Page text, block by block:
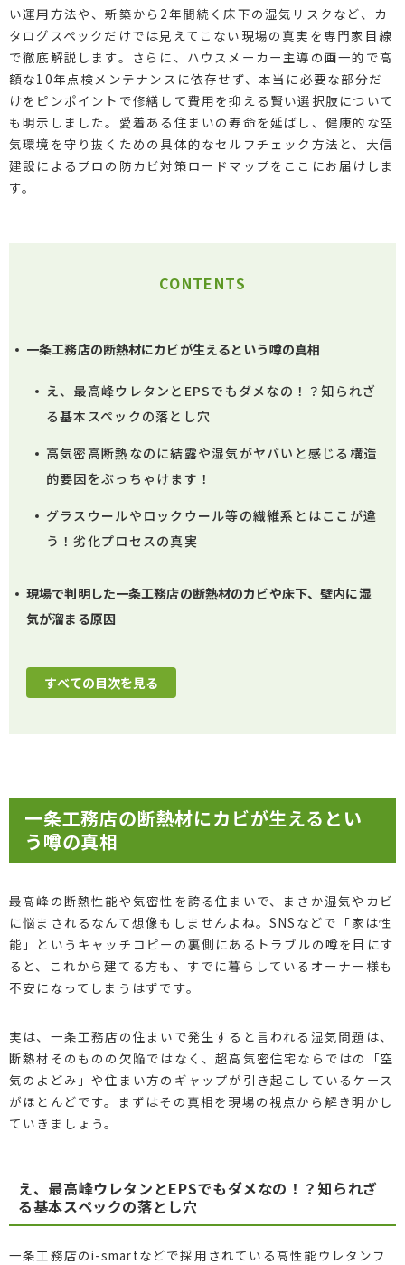
い運用方法や、新築から2年間続く床下の湿気リスクなど、カ
タログスペックだけでは見えてこない現場の真実を専門家目線
で徹底解説します。さらに、ハウスメーカー主導の画一的で高
額な10年点検メンテナンスに依存せず、本当に必要な部分だ
けをピンポイントで修繕して費用を抑える賢い選択肢について
も明示しました。愛着ある住まいの寿命を延ばし、健康的な空
気環境を守り抜くための具体的なセルフチェック方法と、大信
建設によるプロの防カビ対策ロードマップをここにお届けしま
す。
CONTENTS
一条工務店の断熱材にカビが生えるという噂の真相
え、最高峰ウレタンとEPSでもダメなの！？知られざ
る基本スペックの落とし穴
高気密高断熱なのに結露や湿気がヤバいと感じる構造
的要因をぶっちゃけます！
グラスウールやロックウール等の繊維系とはここが違
う！劣化プロセスの真実
現場で判明した一条工務店の断熱材のカビや床下、壁内に湿
気が溜まる原因
すべての目次を見る
一条工務店の断熱材にカビが生えるとい
う噂の真相
最高峰の断熱性能や気密性を誇る住まいで、まさか湿気やカビ
に悩まされるなんて想像もしませんよね。SNSなどで「家は性
能」というキャッチコピーの裏側にあるトラブルの噂を目にす
ると、これから建てる方も、すでに暮らしているオーナー様も
不安になってしまうはずです。
実は、一条工務店の住まいで発生すると言われる湿気問題は、
断熱材そのものの欠陥ではなく、超高気密住宅ならではの「空
気のよどみ」や住まい方のギャップが引き起こしているケース
がほとんどです。まずはその真相を現場の視点から解き明かし
ていきましょう。
え、最高峰ウレタンとEPSでもダメなの！？知られざ
る基本スペックの落とし穴
一条工務店のi-smartなどで採用されている高性能ウレタンフ